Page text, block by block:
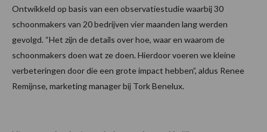
Ontwikkeld op basis van een observatiestudie waarbij 30
schoonmakers van 20 bedrijven vier maanden lang werden
gevolgd. “Het zijn de details over hoe, waar en waarom de
schoonmakers doen wat ze doen. Hierdoor voeren we kleine
verbeteringen door die een grote impact hebben”, aldus Renee
Remijnse, marketing manager bij Tork Benelux.